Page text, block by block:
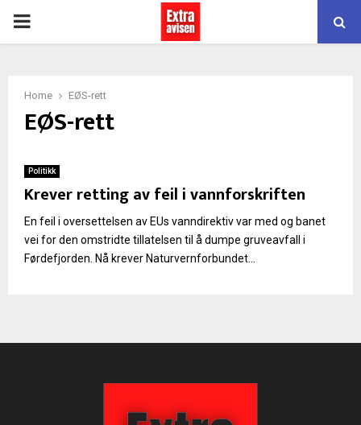
PRIMARY
Home EØS-rett
EØS-rett
Politikk
Krever retting av feil i vannforskriften
En feil i oversettelsen av EUs vanndirektiv var med og banet
vei for den omstridte tillatelsen til å dumpe gruveavfall i
Førdefjorden. Nå krever Naturvernforbundet...